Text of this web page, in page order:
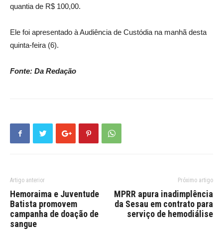
quantia de R$ 100,00.
Ele foi apresentado à Audiência de Custódia na manhã desta
quinta-feira (6).
Fonte: Da Redação
Artigo anterior
Hemoraima e Juventude
Batista promovem
campanha de doação de
sangue
Próximo artigo
MPRR apura inadimplência
da Sesau em contrato para
serviço de hemodiálise